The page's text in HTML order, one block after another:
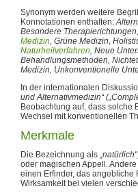
Synonym werden weitere
Konnotationen enthalten:
Besondere
Medizin, Grüne Medizin,
Naturheilverfahren, Neue
Behandlungsmethoden,
Medizin, Unkonventionelle
In der internationalen
und Alternativmedizin“
Beobachtung auf, dass solche
Wechsel mit konventionellen
Merkmale
Die Bezeichnung als
oder magischen Appell.
einen Erfinder, das angebliche
Wirksamkeit bei vielen